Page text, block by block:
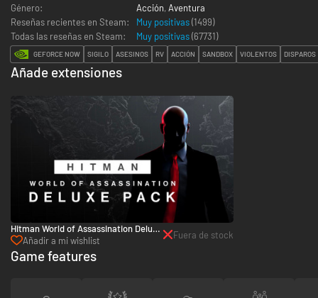
Género:
Acción, Aventura
Reseñas recientes en Steam:
Muy positivas(1499)
Todas las reseñas en Steam:
Muy positivas(67731)
GEFORCE NOW SIGILO ASESINOS RV ACCIÓN SANDBOX VIOLENTOS DISPAROS
Añade extensiones
Hitman World of Assassination Deluxe
Pack - PC (Steam)
Añadir a mi wishlist Fuera de stock
Game features